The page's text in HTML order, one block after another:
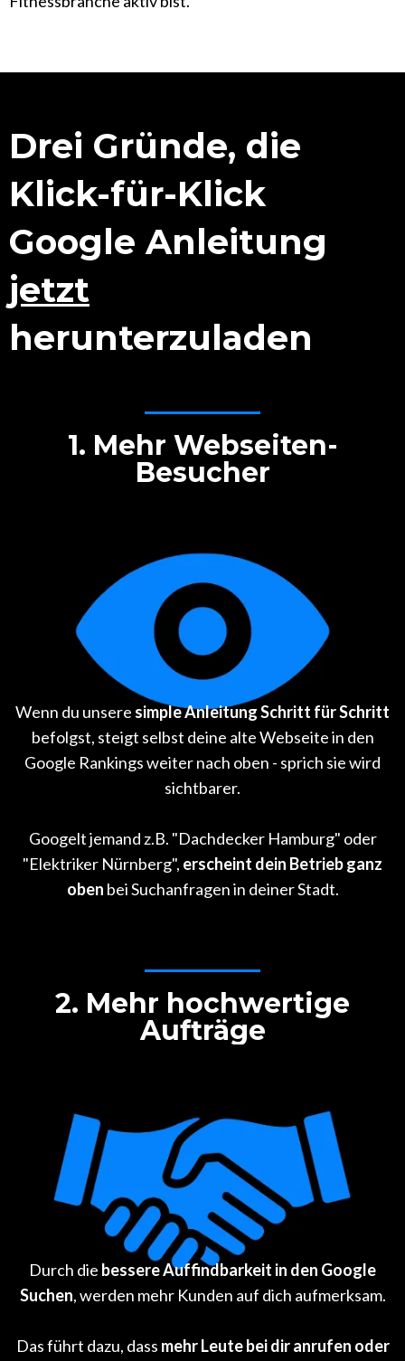
Drei Gründe, die
Klick-für-Klick
Google Anleitung
jetzt
herunterzuladen
1. Mehr Webseiten-
Besucher
Wenn du unsere simple Anleitung Schritt für Schritt
befolgst, steigt selbst deine alte Webseite in den
Google Rankings weiter nach oben - sprich sie wird
sichtbarer.
Googelt jemand z.B. "Dachdecker Hamburg" oder
"Elektriker Nürnberg", erscheint dein Betrieb ganz
oben bei Suchanfragen in deiner Stadt.
2. Mehr hochwertige
Aufträge
Durch die bessere Auffindbarkeit in den Google
Suchen, werden mehr Kunden auf dich aufmerksam.
Das führt dazu, dass mehr Leute bei dir anrufen oder